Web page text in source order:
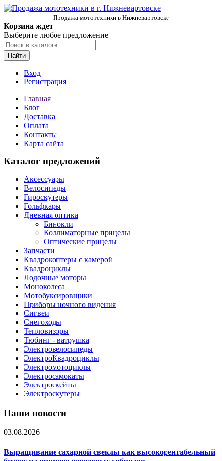
Продажа мототехники в Нижневартовске
Корзина ждет
Выберите любое предложение
Найти
Вход
Регистрация
Главная
Блог
Доставка
Оплата
Контакты
Карта сайта
Каталог предложений
Аксессуары
Велосипеды
Гироскутеры
Гольфкары
Дневная оптика
Бинокли
Коллиматорные прицелы
Оптические прицелы
Запчасти
Квадрокоптеры с камерой
Квадроциклы
Лодочные моторы
Моноколеса
Мотобуксировщики
Приборы ночного видения
Сигвеи
Снегоходы
Тепловизоры
Тюбинг - ватрушка
Электровелосипеды
ЭлектроКвадроциклы
Электромотоциклы
Электросамокаты
Электроскейты
Электроскутеры
Наши новости
03.08.2026
Выращивание сахарной свеклы как высокорентабельный